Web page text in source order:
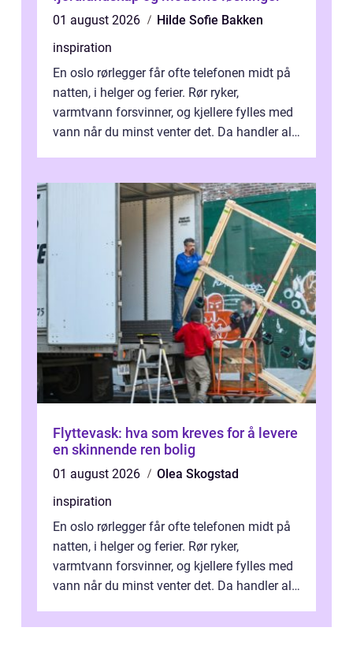
01 august 2026
Hilde Sofie Bakken
inspiration
En oslo rørlegger får ofte telefonen midt på
natten, i helger og ferier. Rør ryker,
varmtvann forsvinner, og kjellere fylles med
vann når du minst venter det. Da handler alt
Flyttevask: hva som kreves for å levere
en skinnende ren bolig
01 august 2026
Olea Skogstad
inspiration
En oslo rørlegger får ofte telefonen midt på
natten, i helger og ferier. Rør ryker,
varmtvann forsvinner, og kjellere fylles med
vann når du minst venter det. Da handler alt